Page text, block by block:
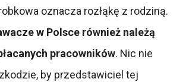
oznacza rozłąkę z rodziną.
w Polsce również należą
pracowników. Nic nie
by przedstawiciel tej